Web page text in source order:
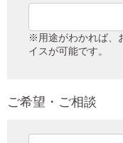
※用途がわかれば、
イスが可能です。
ご希望・ご相談